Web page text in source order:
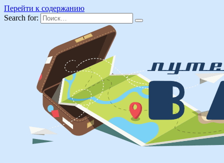
Перейти к содержанию
Search for: